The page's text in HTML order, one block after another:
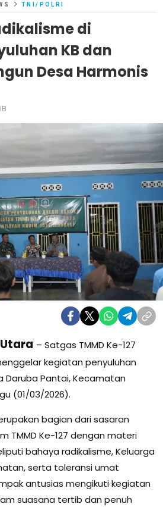
TNI/POLRI
di
KB dan
Desa Harmonis
– Satgas TMMD Ke-127
kegiatan penyuluhan
Daruba Pantai, Kecamatan
(01/03/2026).
bagian dari sasaran
TMMD Ke-127 dengan materi
bahaya radikalisme, Keluarga
serta toleransi umat
antusias mengikuti kegiatan
suasana tertib dan penuh